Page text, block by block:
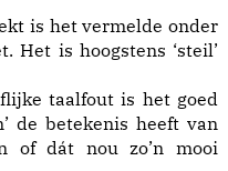
is het vermelde onder
Het is hoogstens ‘steil’
taalfout is het goed
de betekenis heeft van
of dát nou zo’n mooi